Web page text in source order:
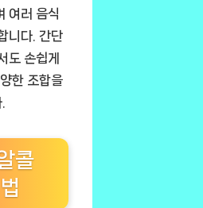
여러 음식
니다. 간단
도 손쉽게
한 조합을
콜